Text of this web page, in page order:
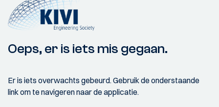
Oeps, er is iets mis gegaan.
Er is iets overwachts gebeurd. Gebruik de onderstaande
link om te navigeren naar de applicatie.